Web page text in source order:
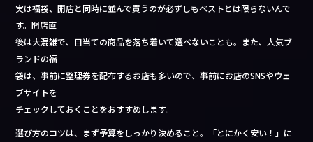
実は福袋、開店と同時に並んで買うのが必ずしもベストとは限らないんで
す。開店直
後は大混雑で、目当ての商品を落ち着いて選べないことも。また、人気ブ
ランドの福
袋は、事前に整理券を配布するお店も多いので、事前にお店のSNSやウェ
ブサイトを
チェックしておくことをおすすめします。
選び方のコツは、まず予算をしっかり決めること。「とにかく安い！」に